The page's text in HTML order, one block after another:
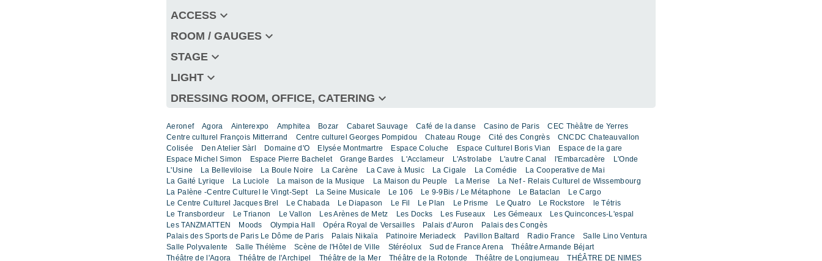
ACCESS keyboard_arrow_down
ROOM / GAUGES keyboard_arrow_down
STAGE keyboard_arrow_down
LIGHT keyboard_arrow_down
DRESSING ROOM, OFFICE, CATERING keyboard_arrow_down
Aeronef Agora Ainterexpo Amphitea Bozar Cabaret Sauvage Café de la danse Casino de Paris
CEC Thèâtre de Yerres
Centre culturel François Mitterrand
Centre culturel Georges Pompidou Chateau Rouge Cité des Congrès
CNCDC Chateauvallon
Colisée
Den Atelier Sàrl Domaine d'O Elysée Montmartre Espace Coluche Espace Culturel Boris Vian
Espace de la gare
Espace Michel Simon
Espace Pierre Bachelet Grange Bardes L'Acclameur L'Astrolabe L'autre Canal l'Embarcadère
L'Onde
L'Usine
La Belleviloise La Boule Noire La Carène La Cave à Music La Cigale La Comédie
La Cooperative de Mai
La Gaité Lyrique
La Luciole La maison de la Musique La Maison du Peuple La Merise
La Nef - Relais Culturel de Wissembourg
La Palène -Centre Culturel le Vingt-Sept
La Seine Musicale Le 106 Le 9-9Bis / Le Métaphone Le Bataclan
Le Cargo
Le Centre Culturel Jacques Brel
Le Chabada Le Diapason Le Fil Le Plan Le Prisme Le Quatro Le Rockstore
le Tétris
Le Transbordeur
Le Trianon Le Vallon Les Arènes de Metz Les Docks Les Fuseaux Les Gémeaux
Les Quinconces-L'espal
Les TANZMATTEN
Moods Olympia Hall Opéra Royal de Versailles Palais d'Auron
Palais des Congès
Palais des Sports de Paris Le Dôme de Paris
Palais Nikaïa Patinoire Meriadeck Pavillon Baltard Radio France
Salle Lino Ventura
Salle Polyvalente
Salle Thélème Scène de l'Hôtel de Ville Stéréolux Sud de France Arena
Théâtre Armande Béjart
Théâtre de l'Agora
Théâtre de l'Archipel Théâtre de la Mer Théâtre de la Rotonde Théâtre de Longjumeau THÉÂTRE DE NIMES